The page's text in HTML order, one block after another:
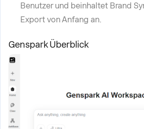
Benutzer und beinhaltet Brand
Export von Anfang an.
Genspark Überblick